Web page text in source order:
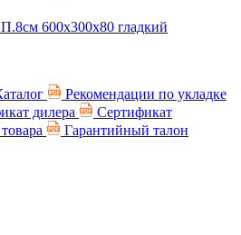
Рекомендации по укладке
дилера
Сертификат
Гарантийный талон